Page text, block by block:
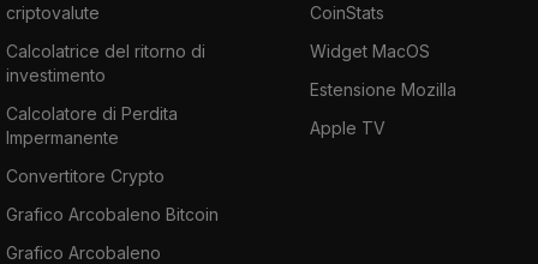
criptovalute
Calcolatrice del ritorno di
investimento
Calcolatore di Perdita
Impermanente
Convertitore Crypto
Grafico Arcobaleno Bitcoin
Grafico Arcobaleno
CoinStats
Widget MacOS
Estensione Mozilla
Apple TV